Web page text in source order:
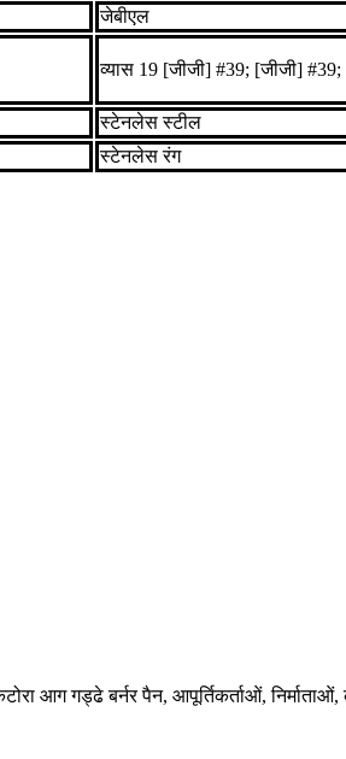
जेबीएल
व्यास 19 [जीजी] #39; [जीजी] #39;
स्टेनलेस स्टील
स्टेनलेस रंग
आग गड्ढे बर्नर पैन, आपूर्तिकर्ताओं, निर्माताओं,